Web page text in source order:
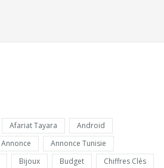
Afariat Tayara
Android
Annonce
Annonce Tunisie
Bijoux Budget
Chiffres Clés